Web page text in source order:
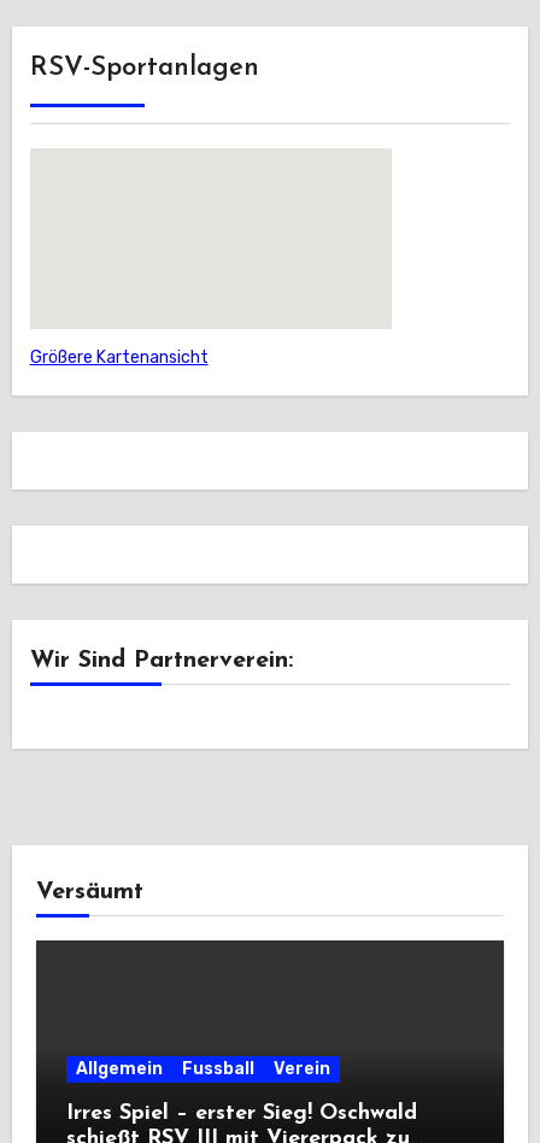
RSV-Sportanlagen
Größere Kartenansicht
Wir Sind Partnerverein:
Versäumt
Allgemein Fussball Verein
Irres Spiel – erster Sieg! Oschwald